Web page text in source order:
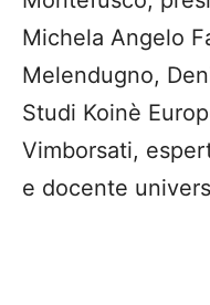
Michela Angelo
Melendugno,
Studi Koinè
Vimborsati,
e docente